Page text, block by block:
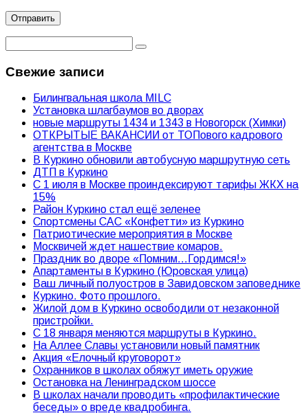
Свежие записи
Билингвальная школа MILC
Установка шлагбаумов во дворах
новые маршруты 1434 и 1343 в Новогорск (Химки)
ОТКРЫТЫЕ ВАКАНСИИ от ТОПового кадрового
агентства в Москве
В Куркино обновили автобусную маршрутную сеть
ДТП в Куркино
С 1 июля в Москве проиндексируют тарифы ЖКХ на
15%
Район Куркино стал ещё зеленее
Спортсмены САС «Конфетти» из Куркино
Патриотические мероприятия в Москве
Москвичей ждет нашествие комаров.
Праздник во дворе «Помним…Гордимся!»
Апартаменты в Куркино (Юровская улица)
Ваш личный полуостров в Завидовском заповеднике
Куркино. Фото прошлого.
Жилой дом в Куркино освободили от незаконной
пристройки.
С 18 января меняются маршруты в Куркино.
На Аллее Славы установили новый памятник
Акция «Елочный круговорот»
Охранников в школах обяжут иметь оружие
Остановка на Ленинградском шоссе
В школах начали проводить «профилактические
беседы» о вреде квадробинга.